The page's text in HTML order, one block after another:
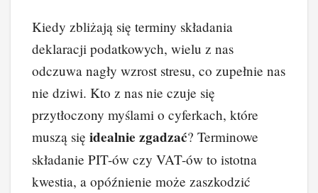
Kiedy zbliżają się terminy składania
deklaracji podatkowych, wielu z nas
odczuwa nagły wzrost stresu, co zupełnie nas
nie dziwi. Kto z nas nie czuje się
przytłoczony myślami o cyferkach, które
muszą się idealnie zgadzać? Terminowe
składanie PIT-ów czy VAT-ów to istotna
kwestia, a opóźnienie może zaszkodzić